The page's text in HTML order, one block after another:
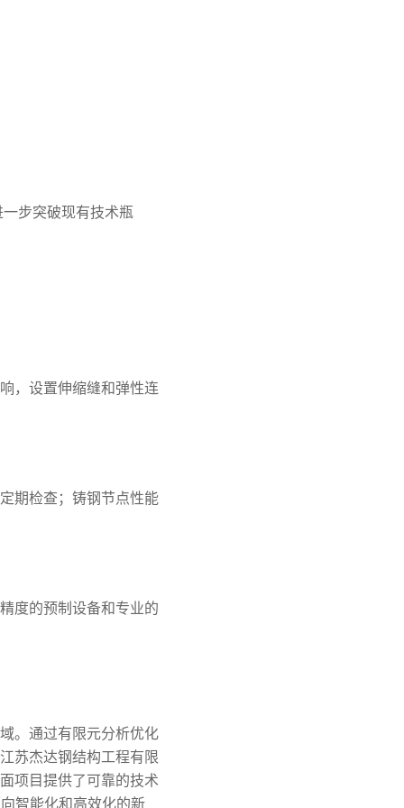
步突破现有技术瓶
，设置伸缩缝和弹性连
期检查；铸钢节点性能
度的预制设备和专业的
。通过有限元分析优化
苏杰达钢结构工程有限
项目提供了可靠的技术
智能化和高效化的新